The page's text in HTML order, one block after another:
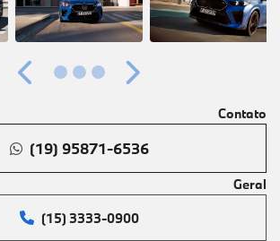
Anterior Próximo
Contato
(19) 95871-6536
Geral
(15) 3333-0900